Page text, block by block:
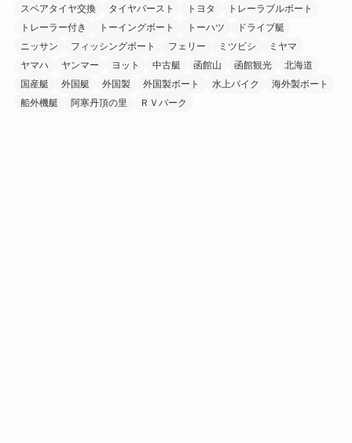
スペアタイヤ交換
タイヤバースト トヨタ
トレーラブルボート
トレーラー付き
トーイングボート トーハツ
ドライブ艇
ニッサン
フィッシングボート フェリー ミツビシ
ミヤマ
ヤマハ
ヤンマー ヨット 中古艇 函館山 函館観光
北海道
国産艇
外国艇 外国製 外国製ボート 水上バイク
海外製ボート
船外機艇
阿寒丹頂の里 ＲＶパーク